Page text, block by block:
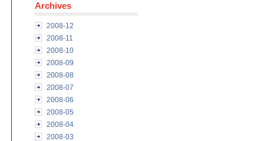
Archives
2008-12
2008-11
2008-10
2008-09
2008-08
2008-07
2008-06
2008-05
2008-04
2008-03